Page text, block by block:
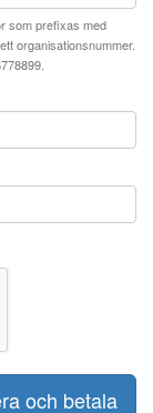
som prefixas med
organisationsnummer.
och betala